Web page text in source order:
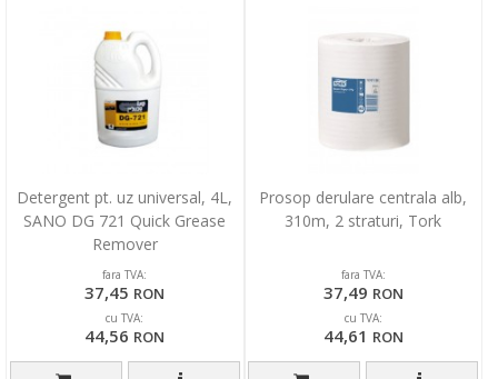
Detergent pt. uz universal, 4L,
SANO DG 721 Quick Grease
Remover
fara TVA:
37,45 RON
cu TVA:
44,56 RON
Prosop derulare centrala alb,
310m, 2 straturi, Tork
fara TVA:
37,49 RON
cu TVA:
44,61 RON